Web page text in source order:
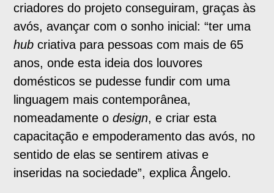
criadores do projeto conseguiram, graças às
avós, avançar com o sonho inicial: “ter uma
hub criativa para pessoas com mais de 65
anos, onde esta ideia dos louvores
domésticos se pudesse fundir com uma
linguagem mais contemporânea,
nomeadamente odesign, e criar esta
capacitação e empoderamento das avós, no
sentido de elas se sentirem ativas e
inseridas na sociedade”, explica Ângelo.